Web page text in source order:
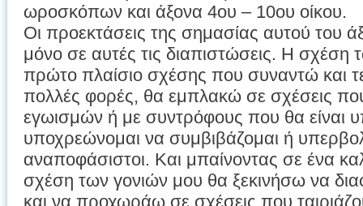
ωροσκόπων και άξονα 4ου – 10ου οίκου.
Οι προεκτάσεις της σημασίας αυτού του
μόνο σε αυτές τις διαπιστώσεις. Η σχέση
πρώτο πλαίσιο σχέσης που συναντώ και
πολλές φορές, θα εμπλακώ σε σχέσεις
εγωισμών ή με συντρόφους που θα είναι
υποχρεώνομαι να συμβιβάζομαι ή
αναποφάσιστοι. Και μπαίνοντας σε ένα
σχέση των γονιών μου θα ξεκινήσω να
και να προχωράω σε σχέσεις που